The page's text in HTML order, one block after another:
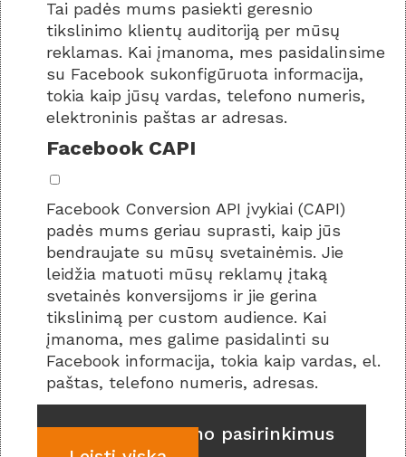
Tai padės mums pasiekti geresnio
tikslinimo klientų auditoriją per mūsų
reklamas. Kai įmanoma, mes pasidalinsime
su Facebook sukonfigūruota informacija,
tokia kaip jūsų vardas, telefono numeris,
elektroninis paštas ar adresas.
Facebook CAPI
Facebook Conversion API įvykiai (CAPI)
padės mums geriau suprasti, kaip jūs
bendraujate su mūsų svetainėmis. Jie
leidžia matuoti mūsų reklamų įtaką
svetainės konversijoms ir jie gerina
tikslinimą per custom audience. Kai
įmanoma, mes galime pasidalinti su
Facebook informacija, tokia kaip vardas, el.
paštas, telefono numeris, adresas.
Patvirtinti mano pasirinkimus